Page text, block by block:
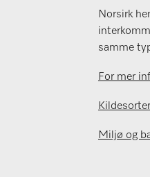
Norsirk
samme
For mer
Miljø og